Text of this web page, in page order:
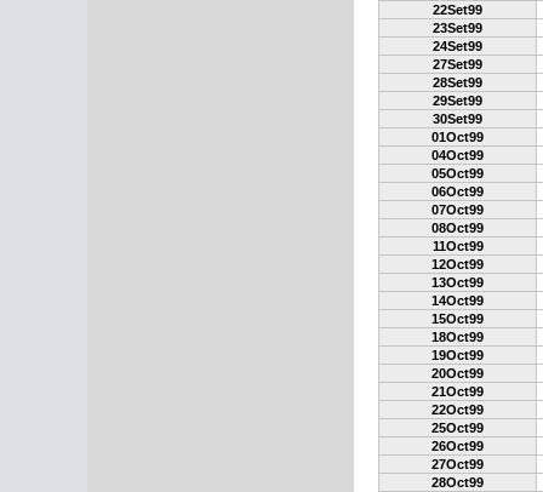
22Set99
23Set99
24Set99
27Set99
28Set99
29Set99
30Set99
01Oct99
04Oct99
05Oct99
06Oct99
07Oct99
08Oct99
11Oct99
12Oct99
13Oct99
14Oct99
15Oct99
18Oct99
19Oct99
20Oct99
21Oct99
22Oct99
25Oct99
26Oct99
27Oct99
28Oct99